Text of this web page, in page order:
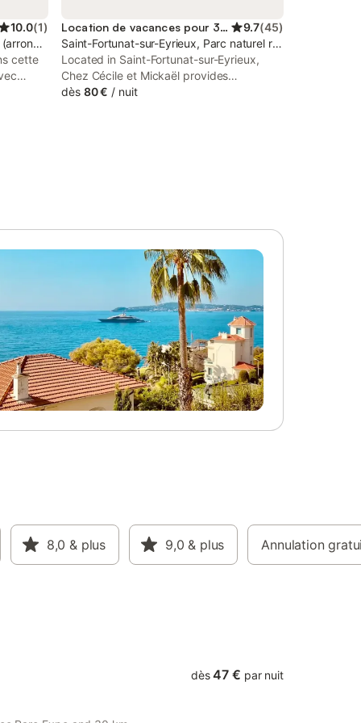
10.0(1)
cette
vous
jacuzzi,
de
des
de
dans
Location de vacances pour 3 personnes 9.7(45)
Saint-Fortunat-sur-Eyrieux, Parc naturel régional des
Located in Saint-Fortunat-sur-Eyrieux,
Chez Cécile et Mickaël provides
accommodation with a private pool, a
dès 80 € / nuit
8,0 & plus 9,0 & plus Annulation
dès 47 € par nuit